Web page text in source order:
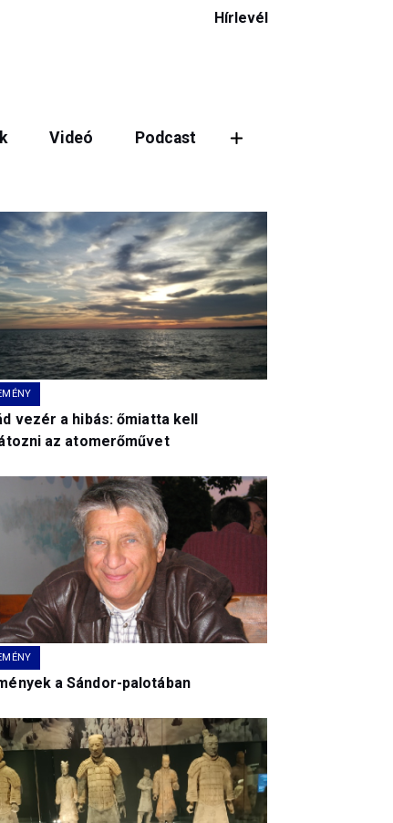
Hírlevél
Videó Podcast
vezér a hibás: őmiatta kell
az atomerőművet
a Sándor-palotában